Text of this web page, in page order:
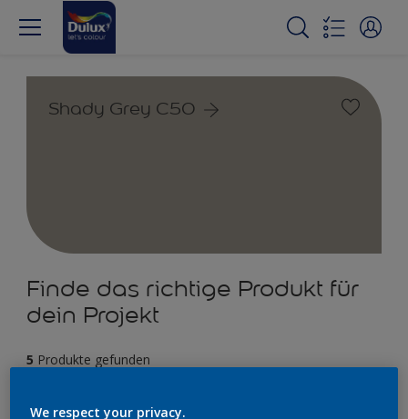
Shady Grey C50
Finde das richtige Produkt für
dein Projekt
5 Produkte gefunden
We respect your privacy.